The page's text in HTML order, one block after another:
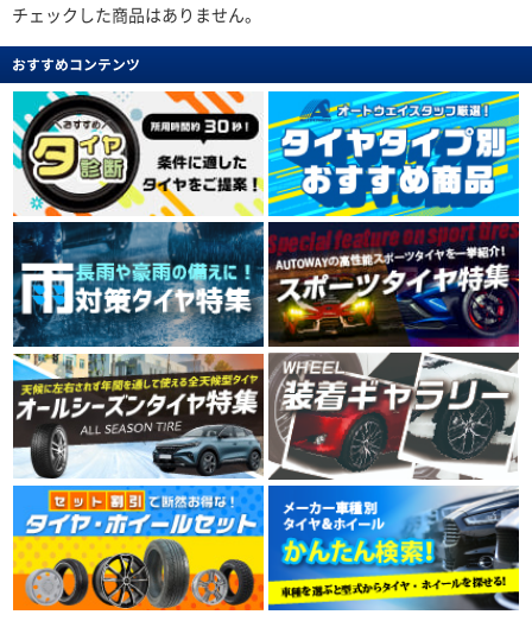
チェックした商品はありません。
おすすめコンテンツ